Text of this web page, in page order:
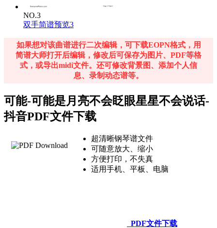
NO.3
双手简谱预览3
如果想对该曲谱进行二次编辑，可下载EOPN格式，用
简谱大师打开后编辑，修改后可保存为图片、PDF等格
式，或导出midi文件。还可修改背景图、添加个人信
息、录制动态谱等。
可能-可能是月亮不会眨眼星星不会说话-
抖音PDF文件下载
超清晰钢琴谱文件
可随意放大、缩小
方便打印，不失真
适用手机、平板、电脑
PDF文件下载